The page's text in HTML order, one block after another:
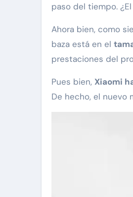
paso del tiempo.
Ahora bien, como
baza está en el
prestaciones del
Pues bien, Xiaomi
De hecho, el nuevo